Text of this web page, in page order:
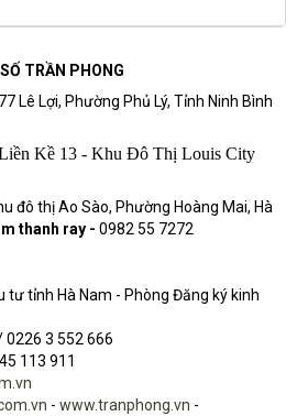
TRẦN PHONG
Lê Lợi, Phường Phủ Lý, Tỉnh Ninh Bình
Kề 13 - Khu Đô Thị Louis City
đô thị Ao Sào, Phường Hoàng Mai, Hà
thanh ray - 0982 55 7272
tư tỉnh Hà Nam - Phòng Đăng ký kinh
0226 3 552 666
113 911
- www.tranphong.vn -